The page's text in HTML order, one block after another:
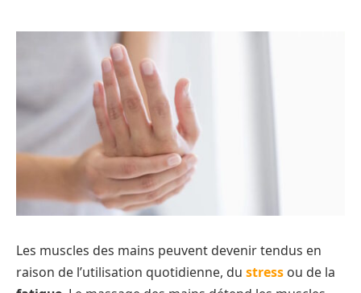
Les muscles des mains peuvent devenir tendus en
raison de l’utilisation quotidienne, du stress ou de la